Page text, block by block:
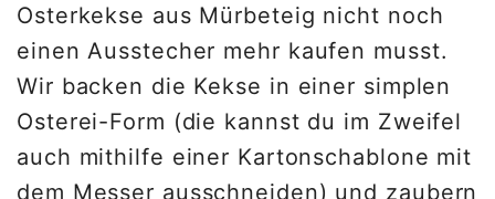
Osterkekse aus Mürbeteig nicht noch
einen Ausstecher mehr kaufen musst.
Wir backen die Kekse in einer simplen
Osterei-Form (die kannst du im Zweifel
auch mithilfe einer Kartonschablone mit
dem Messer ausschneiden) und zaubern